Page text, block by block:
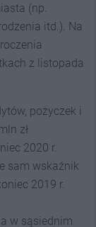
(np.
itd.). Na
z listopada
pożyczek i
zł
2020 r.
sam wskaźnik
2019 r.
w sąsiednim